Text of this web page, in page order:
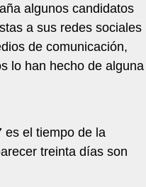
algunos candidatos
a sus redes sociales
de comunicación,
lo han hecho de alguna
es el tiempo de la
treinta días son